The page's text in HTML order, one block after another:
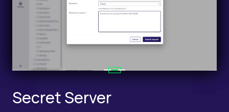
Secret Server